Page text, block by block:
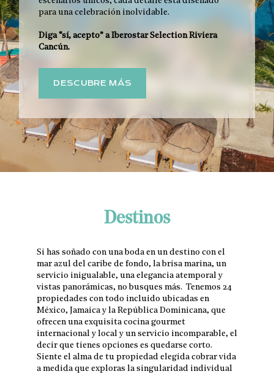
para una celebración inolvidable.
Diga “sí, acepto” a Iberostar Selection Riviera
Cancún.
DESCUBRE MÁS
Destinos
Si has soñado con una boda en un destino con el
mar azul del caribe de fondo, la brisa marina, un
servicio inigualable, una elegancia atemporal y
vistas panorámicas, no busques más. Tenemos 24
propiedades con todo incluido ubicadas en
México, Jamaica y la República Dominicana, que
ofrecen una exquisita cocina gourmet
internacional y local y un servicio incomparable, el
decir que tienes opciones es quedarse corto.
Siente el alma de tu propiedad elegida cobrar vida
a medida que exploras la singularidad individual